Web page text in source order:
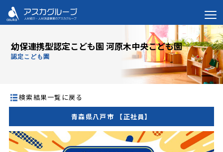
幼保連携型認定こども園 河原木中央こども園
認定こども園
検索結果一覧に戻る
青森県八戸市 【正社員】